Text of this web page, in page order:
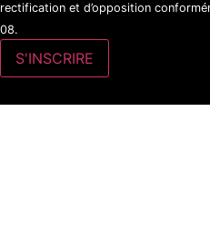
rectification et d’opposition
08.